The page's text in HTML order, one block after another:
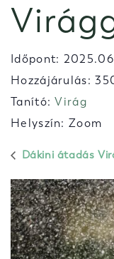
Időpont:
Hozzájárulás:
Tanító:Virág
Helyszín: Zoom
Dákini átadás